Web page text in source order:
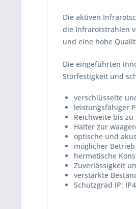
Die aktiven
die Infrarotstrahlen
und eine hohe
Die eingeführten
Störfestigkeit und
verschlüsselte
leistungsfähiger
Reichweite bis
Halter zur
optische und
möglicher
hermetische
Zuverlässigkeit
verstärkte
Schutzgrad IP: